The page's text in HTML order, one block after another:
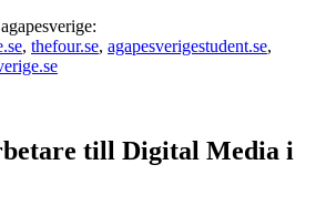
, thefour.se, agapesverigestudent.se,
till Digital Media i